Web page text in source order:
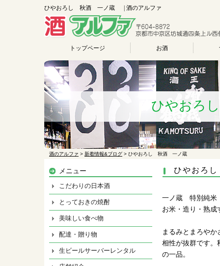
ひやおろし 秋酒 一ノ蔵 | 酒のアルファ
トップページ お酒
ひやお
酒のアルファ > 新着情報&ブログ > ひやおろし 秋酒 一ノ蔵
ひやお
一ノ蔵 特別純米
お米・造り・熟成
まるみとまろや
相性が抜群です。
の一品。
メニュー
こだわりの日本酒
とっておきの焼酎
美味しい食べ物
配達・贈り物
生ビールサーバーレンタル